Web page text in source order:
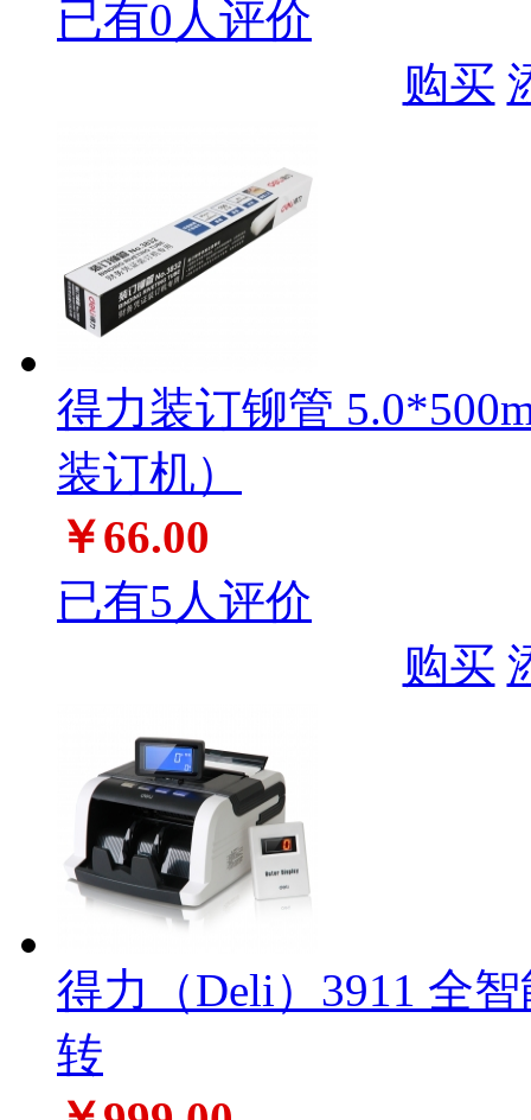
已有0人评价
购买
得力装订铆管
装订机）
￥66.00
已有5人评价
购买
得力（Deli）3911 全
转